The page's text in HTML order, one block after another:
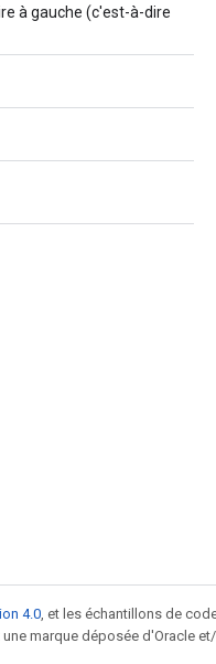
à gauche (c'est-à-dire
4.0 , et les échantillons de
une marque déposée d'Oracle